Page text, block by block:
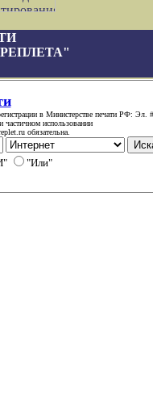
в Министерстве печати РФ: Эл.
использовании
обязательна.
"Или"